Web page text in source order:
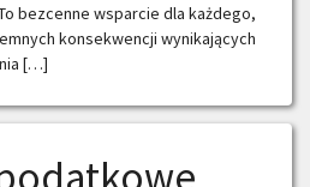
bezcenne wsparcie dla każdego,
konsekwencji wynikających
[…]